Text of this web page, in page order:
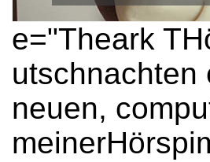
e="Theark
utschnachten
neuen,